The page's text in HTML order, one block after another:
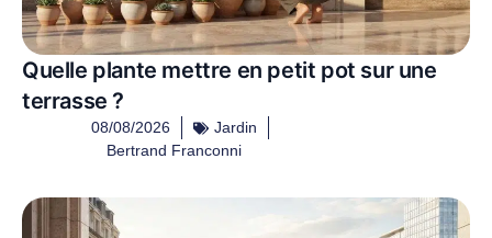
Quelle plante mettre en petit pot sur une
terrasse ?
08/08/2026
Jardin
Bertrand Franconni